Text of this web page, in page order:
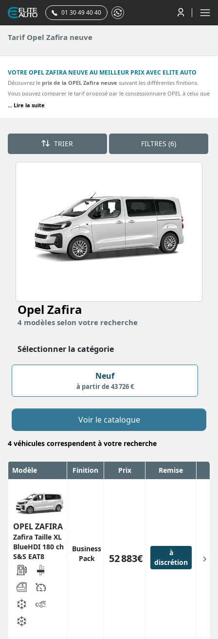
01 30 49 40 40
Tarif Opel Zafira neuve
VOTRE OPEL ZAFIRA NEUVE AU MEILLEUR PRIX AVEC ELITE AUTO
Découvrez le prix de la OPEL Zafira neuve suivant les différentes finitions.
Vous pouvez comparer le tarif proposé par le concessionnaire OPEL à celui que
vous pouvez obtenir en achetant votre opel zafira par votre mandataire OPEL.
... Lire la suite
TRIER FILTRES (6)
Opel Zafira
4 modèles selon votre recherche
Sélectionner la catégorie
Neuf
à partir de 43 726 €
Voir le catalogue
4 véhicules correspendent à votre recherche
Modèle Finition Prix Remise
OPEL ZAFIRA
Zafira Taille XL
BlueHDI 180 ch
S&S EAT8
Business
Pack
52 883€
à
discrétion